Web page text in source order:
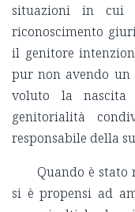
situazioni in cui
riconoscimento
il genitore
pur non avendo
voluto la
genitorialità
responsabile della
Quando è
si è propensi ad